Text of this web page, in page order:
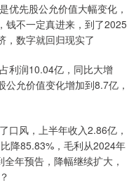
优先股公允价值大幅变化，
钱不一定真进来，到了2025
，数字就回归现实了
利润10.04亿，同比大增
允价值变化增加到8.7亿，
口风，上半年收入2.86亿，
降85.83%，毛利从2024年
年预告，降幅继续扩大，